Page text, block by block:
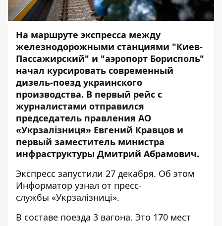
На маршруте экспресса между
железнодорожными станциями "Киев-
Пассажирский" и "аэропорт Борисполь"
начал курсировать современный
дизель-поезд украинского
производства. В первый рейс с
журналистами отправился
председатель правления АО
«Укрзалізниця» Евгений Кравцов и
первый заместитель министра
инфраструктуры Дмитрий Абрамович.
Экспресс запустили 27 декабря. Об этом
Информатор узнал от пресс-
службы «Укрзалізниці».
В составе поезда 3 вагона. Это 170 мест